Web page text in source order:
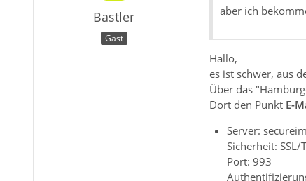
Bastler
Gast
aber ich
Hallo,
es ist schwer, aus
Über das
Dort den Punkt E-
Server:
Sicherheit: SSL/
Port: 993